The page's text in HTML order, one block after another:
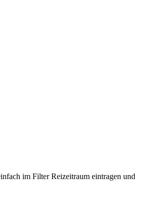
im Filter Reizeitraum eintragen und